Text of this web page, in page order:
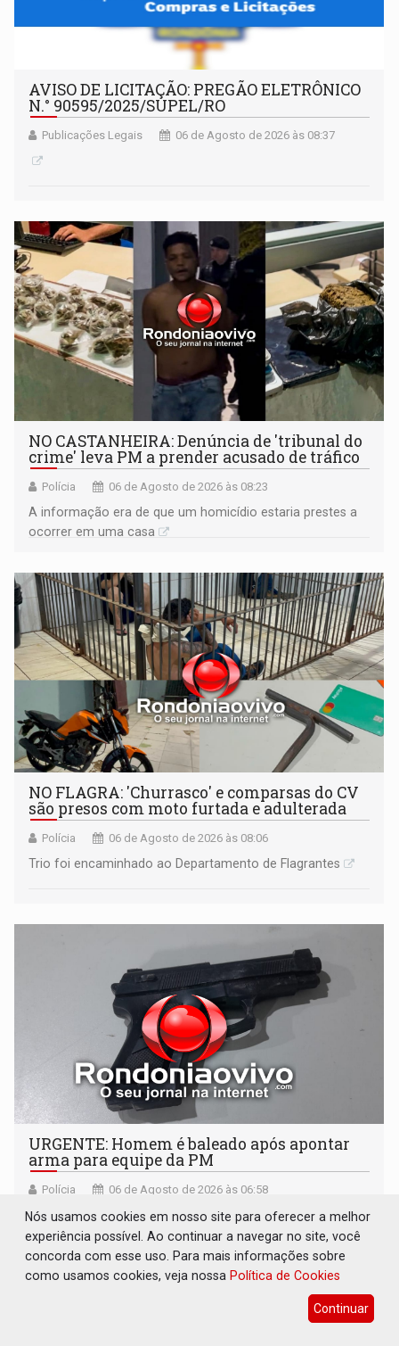
AVISO DE LICITAÇÃO: PREGÃO ELETRÔNICO
N.° 90595/2025/SUPEL/RO
Publicações Legais 06 de Agosto de 2026 às 08:37
NO CASTANHEIRA: ​Denúncia de 'tribunal do
crime' leva PM a prender acusado de tráfico
Polícia 06 de Agosto de 2026 às 08:23
A informação era de que um homicídio estaria prestes a
ocorrer em uma casa
NO FLAGRA: 'Churrasco' e comparsas do CV
são presos com moto furtada e adulterada
Polícia 06 de Agosto de 2026 às 08:06
Trio foi encaminhado ao Departamento de Flagrantes
URGENTE: Homem é baleado após apontar
arma para equipe da PM
Polícia 06 de Agosto de 2026 às 06:58
Ele foi socorrido ao hospital João Paulo II
Nós usamos cookies em nosso site para oferecer a melhor
experiência possível. Ao continuar a navegar no site, você
concorda com esse uso. Para mais informações sobre
como usamos cookies, veja nossa Política de Cookies
Continuar